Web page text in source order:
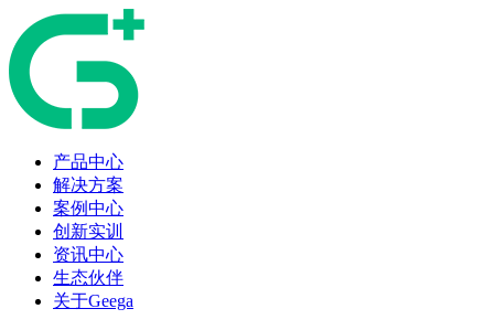
产品中心
解决方案
案例中心
创新实训
资讯中心
生态伙伴
关于Geega